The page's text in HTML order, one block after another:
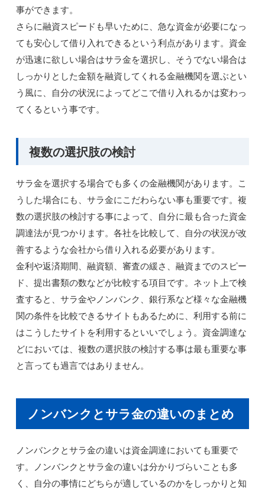
事ができます。
さらに融資スピードも早いために、急な資金が必要になっ
ても安心して借り入れできるという利点があります。資金
が迅速に欲しい場合はサラ金を選択し、そうでない場合は
しっかりとした金額を融資してくれる金融機関を選ぶとい
う風に、自分の状況によってどこで借り入れるかは変わっ
てくるという事です。
複数の選択肢の検討
サラ金を選択する場合でも多くの金融機関があります。こ
うした場合にも、サラ金にこだわらない事も重要です。複
数の選択肢の検討する事によって、自分に最も合った資金
調達法が見つかります。各社を比較して、自分の状況が改
善するような会社から借り入れる必要があります。
金利や返済期間、融資額、審査の緩さ、融資までのスピー
ド、提出書類の数などが比較する項目です。ネット上で検
査すると、サラ金やノンバンク、銀行系など様々な金融機
関の条件を比較できるサイトもあるために、利用する前に
はこうしたサイトを利用するといいでしょう。資金調達な
どにおいては、複数の選択肢の検討する事は最も重要な事
と言っても過言ではありません。
ノンバンクとサラ金の違いのまとめ
ノンバンクとサラ金の違いは資金調達においても重要で
す。ノンバンクとサラ金の違いは分かりづらいことも多
く、自分の事情にどちらが適しているのかをしっかりと知